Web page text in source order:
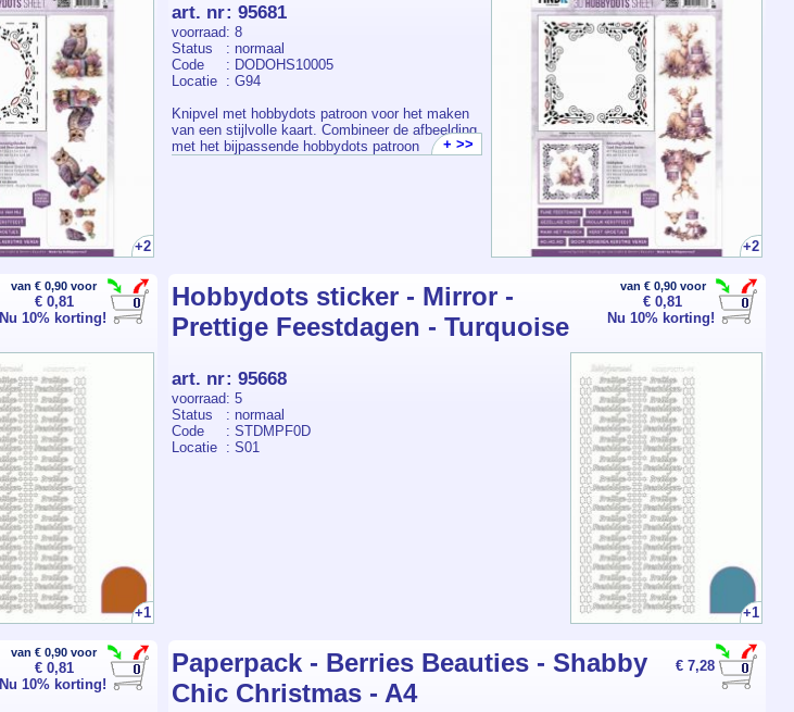
+2 +2
art. nr: 95681
voorraad: 8
Status
: normaal
Code
: DODOHS10005
Locatie
: G94
Knipvel met hobbydots patroon voor het maken
van een stijlvolle kaart. Combineer de afbeelding
met het bijpassende hobbydots patroon
+ >>
van € 0,90 voor
€ 0,81
Nu 10% korting!
+1
van € 0,90 voor
€ 0,81
Nu 10% korting!
Hobbydots sticker - Mirror -
Prettige Feestdagen - Turquoise
+1
art. nr: 95668
voorraad: 5
Status
: normaal
Code
: STDMPF0D
Locatie
: S01
van € 0,90 voor
€ 0,81
Nu 10% korting!
€ 7,28
Paperpack - Berries Beauties - Shabby
Chic Christmas - A4